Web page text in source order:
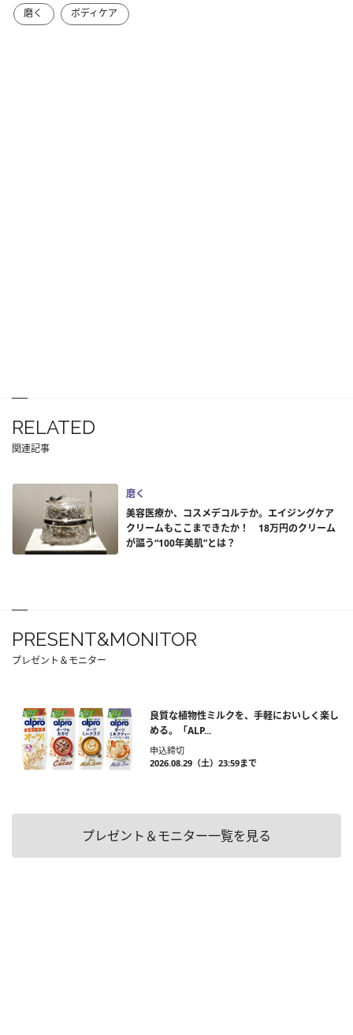
磨く
ボディケア
RELATED
関連記事
磨く
美容医療か、コスメデコルテか。エイジングケア
クリームもここまできたか！ 18万円のクリーム
が謳う“100年美肌”とは？
PRESENT&MONITOR
プレゼント＆モニター
良質な植物性ミルクを、手軽においしく楽し
める。「ALP...
申込締切
2026.08.29（土）23:59まで
プレゼント＆モニター一覧を見る